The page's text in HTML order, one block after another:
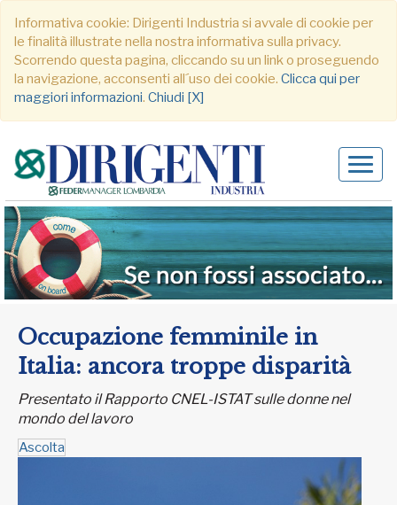
Informativa cookie: Dirigenti Industria si avvale di cookie per
le finalità illustrate nella nostra informativa sulla privacy.
Scorrendo questa pagina, cliccando su un link o proseguendo
la navigazione, acconsenti all´uso dei cookie. Clicca qui per
maggiori informazioni. Chiudi [X]
Occupazione femminile in
Italia: ancora troppe disparità
Presentato il Rapporto CNEL-ISTAT sulle donne nel
mondo del lavoro
Ascolta